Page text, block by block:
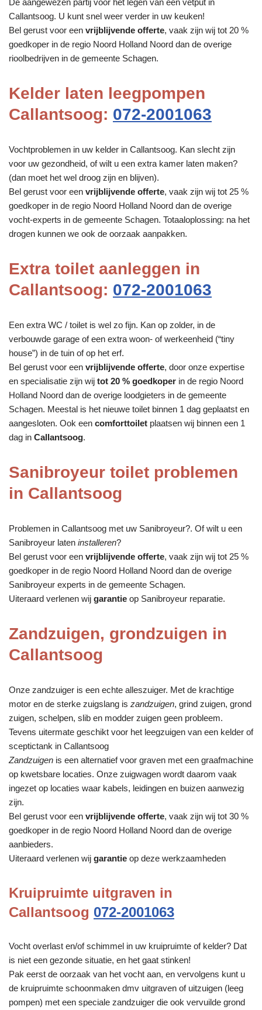
Callantsoog. U kunt snel weer verder in uw keuken!
Bel gerust voor een vrijblijvende offerte, vaak zijn wij tot 20 %
goedkoper in de regio Noord Holland Noord dan de overige
rioolbedrijven in de gemeente Schagen.
Kelder laten leegpompen
Callantsoog: 072-2001063
Vochtproblemen in uw kelder in Callantsoog. Kan slecht zijn
voor uw gezondheid, of wilt u een extra kamer laten maken?
(dan moet het wel droog zijn en blijven).
Bel gerust voor een vrijblijvende offerte, vaak zijn wij tot 25 %
goedkoper in de regio Noord Holland Noord dan de overige
vocht-experts in de gemeente Schagen. Totaaloplossing: na het
drogen kunnen we ook de oorzaak aanpakken.
Extra toilet aanleggen in
Callantsoog: 072-2001063
Een extra WC / toilet is wel zo fijn. Kan op zolder, in de
verbouwde garage of een extra woon- of werkeenheid (“tiny
house”) in de tuin of op het erf.
Bel gerust voor een vrijblijvende offerte, door onze expertise
en specialisatie zijn wij tot 20 % goedkoper in de regio Noord
Holland Noord dan de overige loodgieters in de gemeente
Schagen. Meestal is het nieuwe toilet binnen 1 dag geplaatst en
aangesloten. Ook een comforttoilet plaatsen wij binnen een 1
dag in Callantsoog.
Sanibroyeur toilet problemen
in Callantsoog
Problemen in Callantsoog met uw Sanibroyeur?. Of wilt u een
Sanibroyeur laten installeren?
Bel gerust voor een vrijblijvende offerte, vaak zijn wij tot 25 %
goedkoper in de regio Noord Holland Noord dan de overige
Sanibroyeur experts in de gemeente Schagen.
Uiteraard verlenen wij garantie op Sanibroyeur reparatie.
Zandzuigen, grondzuigen in
Callantsoog
Onze zandzuiger is een echte alleszuiger. Met de krachtige
motor en de sterke zuigslang is zandzuigen, grind zuigen, grond
zuigen, schelpen, slib en modder zuigen geen probleem.
Tevens uitermate geschikt voor het leegzuigen van een kelder of
sceptictank in Callantsoog
Zandzuigen is een alternatief voor graven met een graafmachine
op kwetsbare locaties. Onze zuigwagen wordt daarom vaak
ingezet op locaties waar kabels, leidingen en buizen aanwezig
zijn.
Bel gerust voor een vrijblijvende offerte, vaak zijn wij tot 30 %
goedkoper in de regio Noord Holland Noord dan de overige
aanbieders.
Uiteraard verlenen wij garantie op deze werkzaamheden
Kruipruimte uitgraven in
Callantsoog 072-2001063
Vocht overlast en/of schimmel in uw kruipruimte of kelder? Dat
is niet een gezonde situatie, en het gaat stinken!
Pak eerst de oorzaak van het vocht aan, en vervolgens kunt u
de kruipruimte schoonmaken dmv uitgraven of uitzuigen (leeg
pompen) met een speciale zandzuiger die ook vervuilde grond